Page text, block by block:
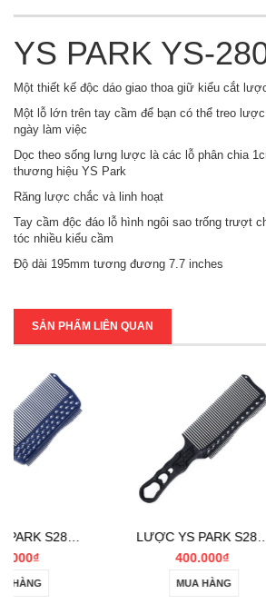
YS PARK YS-
Một thiết kế độc dáo giao thoa giữ kiểu cắt
Một lỗ lớn trên tay cầm để bạn có thể treo
ngày làm việc
Dọc theo sống lưng lược là các lỗ phân chia
thương hiệu YS Park
Răng lược chắc và linh hoạt
Tay cầm độc đáo lỗ hình ngôi sao trống trượt
tóc nhiều kiểu cầm
Độ dài 195mm tương đương 7.7 inches
SẢN PHẨM LIÊN QUAN
LƯỢC YS PARK S282T